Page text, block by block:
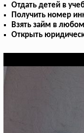
Отдать детей в
Получить номер
Взять займ в
Открыть